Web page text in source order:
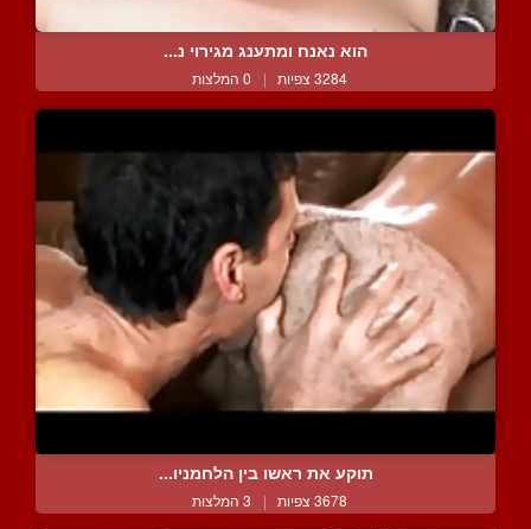
הוא נאנח ומתענג מגירוי נ...
3284 צפיות | 0 המלצות
תוקע את ראשו בין הלחמניו...
3678 צפיות | 3 המלצות